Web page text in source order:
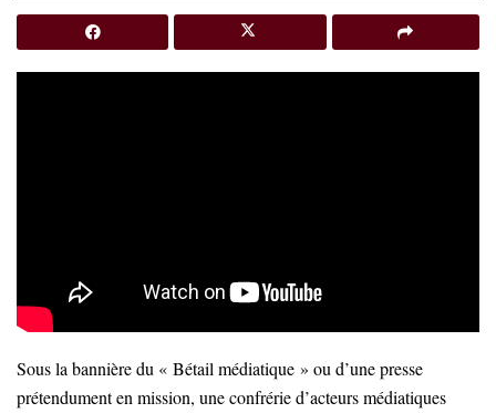
Sous la bannière du « Bétail médiatique » ou d’une presse
prétendument en mission, une confrérie d’acteurs médiatiques